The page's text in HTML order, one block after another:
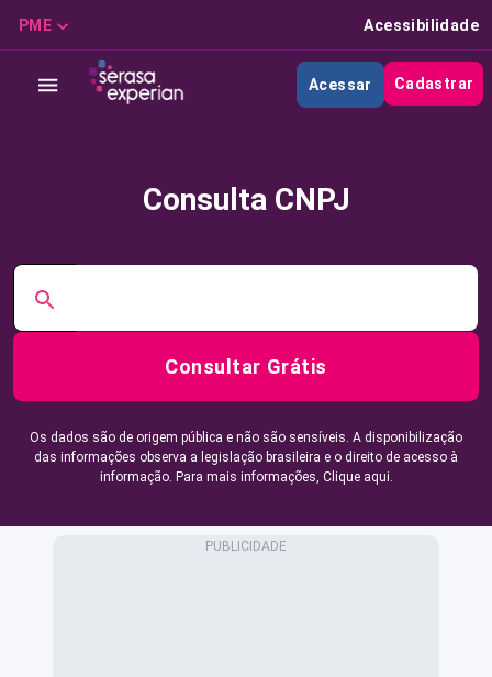
PME Acessibilidade
Acessar Cadastrar
Consulta CNPJ
Consultar Grátis
Os dados são de origem pública e não são sensíveis. A disponibilização
das informações observa a legislação brasileira e o direito de acesso à
informação. Para mais informações, Clique aqui.